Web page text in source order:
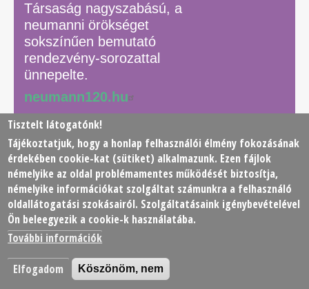
Társaság nagyszabású, a
neumanni örökséget
sokszínűen bemutató
rendezvény-sorozattal
ünnepelte.
neumann120.hu
© 2026 Neumann János Számítógéptudományi Társaság
(NJSZT)
Footer
menu
Adatkezelési tájékoztató Impresszum Kapcsolat
Tisztelt látogatónk!
Tájékoztatjuk, hogy a honlap felhasználói élmény fokozásának
érdekében cookie-kat (sütiket) alkalmazunk. Ezen fájlok
némelyike az oldal problémamentes működését biztosítja,
némelyike információkat szolgáltat számunkra a felhasználó
oldallátogatási szokásairól. Szolgáltatásaink igénybevételével
Ön beleegyezik a cookie-k használatába.
További információk
Elfogadom Köszönöm, nem